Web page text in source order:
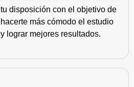
tu disposición con el objetivo de
hacerte más cómodo el estudio
y lograr mejores resultados.